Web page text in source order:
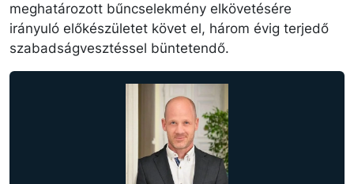
meghatározott bűncselekmény elkövetésére
irányuló előkészületet követ el, három évig terjedő
szabadságvesztéssel büntetendő.